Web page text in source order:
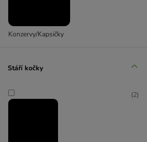
Ageing
Indoor / Outdoor
Konzervy/Kapsičky
Stáří kočky
(2)